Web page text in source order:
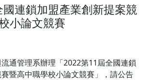
連鎖加盟產業創新提案競
小論文競賽
通管理系辦理「2022第11屆全國連鎖
暨高中職學校小論文競賽」，請公告